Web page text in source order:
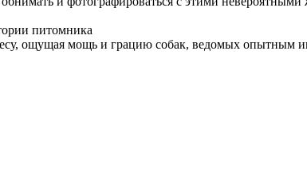
питомника
ощущая мощь и грацию собак, ведомых опытным